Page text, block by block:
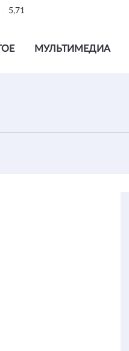
5,71
МУЛЬТИМЕДИА